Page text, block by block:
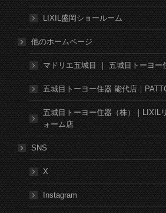
LIXIL盛岡ショールーム
他のホームページ
マドリエ五城目 ｜ 五城目トーヨー
五城目トーヨー住器 能代店｜
五城目トーヨー住器（株）｜LIXIL
ォーム店
SNS
X
Instagram